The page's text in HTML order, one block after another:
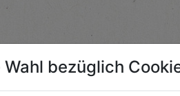
Wahl bezüglich